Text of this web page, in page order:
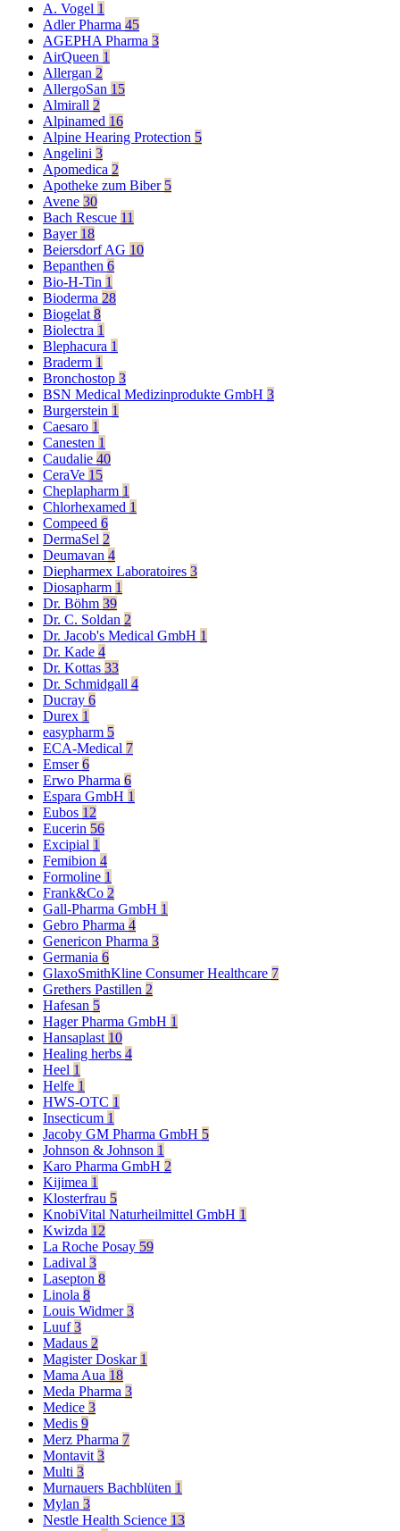
A. Vogel 1
Adler Pharma 45
AGEPHA Pharma 3
AirQueen 1
Allergan 2
AllergoSan 15
Almirall 2
Alpinamed 16
Alpine Hearing Protection 5
Angelini 3
Apomedica 2
Apotheke zum Biber 5
Avene 30
Bach Rescue 11
Bayer 18
Beiersdorf AG 10
Bepanthen 6
Bio-H-Tin 1
Bioderma 28
Biogelat 8
Biolectra 1
Blephacura 1
Braderm 1
Bronchostop 3
BSN Medical Medizinprodukte GmbH 3
Burgerstein 1
Caesaro 1
Canesten 1
Caudalie 40
CeraVe 15
Cheplapharm 1
Chlorhexamed 1
Compeed 6
DermaSel 2
Deumavan 4
Diepharmex Laboratoires 3
Diosapharm 1
Dr. Böhm 39
Dr. C. Soldan 2
Dr. Jacob's Medical GmbH 1
Dr. Kade 4
Dr. Kottas 33
Dr. Schmidgall 4
Ducray 6
Durex 1
easypharm 5
ECA-Medical 7
Emser6
Erwo Pharma 6
Espara GmbH 1
Eubos 12
Eucerin 56
Excipial 1
Femibion 4
Formoline 1
Frank&Co 2
Gall-Pharma GmbH 1
Gebro Pharma 4
Genericon Pharma 3
Germania 6
GlaxoSmithKline Consumer Healthcare 7
Grethers Pastillen 2
Hafesan 5
Hager Pharma GmbH 1
Hansaplast 10
Healing herbs 4
Heel 1
Helfe 1
HWS-OTC 1
Insecticum 1
Jacoby GM Pharma GmbH 5
Johnson & Johnson 1
Karo Pharma GmbH 2
Kijimea 1
Klosterfrau 5
KnobiVital Naturheilmittel GmbH 1
Kwizda 12
La Roche Posay 59
Ladival 3
Lasepton 8
Linola 8
Louis Widmer3
Luuf3
Madaus 2
Magister Doskar 1
Mama Aua 18
Meda Pharma 3
Medice 3
Medis 9
Merz Pharma 7
Montavit 3
Multi 3
Murnauers Bachblüten 1
Mylan 3
Nestle Health Science 13